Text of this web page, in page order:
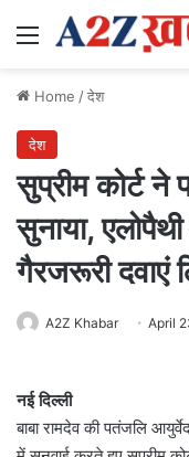
Menu
Home /देश
देश
सुप्रीम कोर्ट
सुनाया,
गैरजरूरी दवाएं
A2Z Khabar April
नई दिल्ली
बाबा रामदेव की पतंजलि